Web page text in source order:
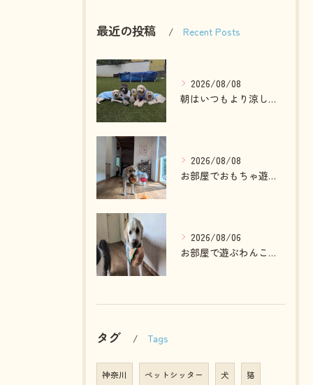
最近の投稿 Recent Posts
2026/08/08
朝はいつもより涼しかったのでお散歩も行けました😄
2026/08/08
お部屋でおもちゃ遊びしている2ぴき🩷
2026/08/06
お部屋で遊ぶわんこさん💓
タグ Tags
神奈川 ペットシッター 犬 猫